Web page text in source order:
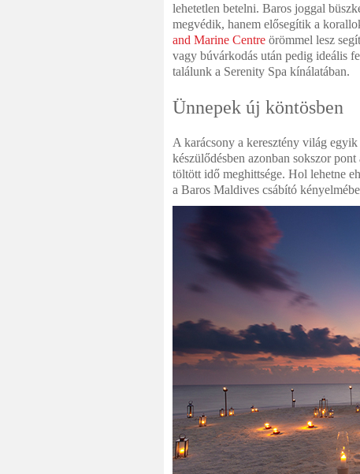
lehetetlen betelni. Baros joggal
megvédik, hanem elősegítik a
and Marine Centre örömmel lesz
vagy búvárkodás után pedig ideális
találunk a Serenity Spa kínálatában.
Ünnepek új köntösben
A karácsony a keresztény világ
készülődésben azonban sokszor
töltött idő meghittsége. Hol lehetne
a Baros Maldives csábító